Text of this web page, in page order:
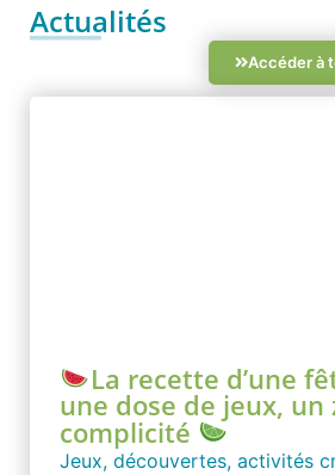
Actualités
Accéder à
La recette d’une
une dose de jeux, un
complicité
Jeux, découvertes, activités